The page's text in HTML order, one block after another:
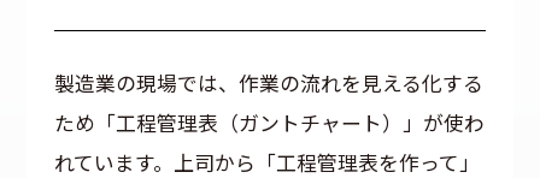
製造業の現場では、作業の流れを見える化する
ため「工程管理表（ガントチャート）」が使わ
れています。上司から「工程管理表を作って」